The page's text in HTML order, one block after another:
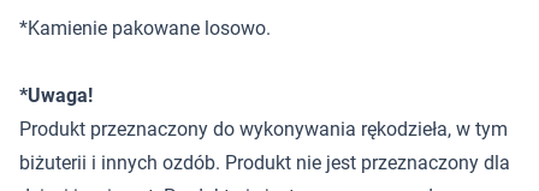
*Kamienie pakowane losowo.
*Uwaga!
Produkt przeznaczony do wykonywania rękodzieła, w tym
biżuterii i innych ozdób. Produkt nie jest przeznaczony dla